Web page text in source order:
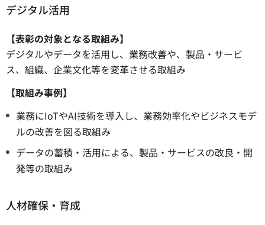
デジタル活用
【表彰の対象となる取組み】
デジタルやデータを活用し、業務改善や、製品・サービ
ス、組織、企業文化等を変革させる取組み
【取組み事例】
業務にIoTやAI技術を導入し、業務効率化やビジネスモデ
ルの改善を図る取組み
データの蓄積・活用による、製品・サービスの改良・開
発等の取組み
人材確保・育成